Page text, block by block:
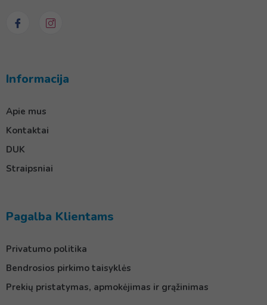
Informacija
Apie mus
Kontaktai
DUK
Straipsniai
Pagalba Klientams
Privatumo politika
Bendrosios pirkimo taisyklės
Prekių pristatymas, apmokėjimas ir grąžinimas